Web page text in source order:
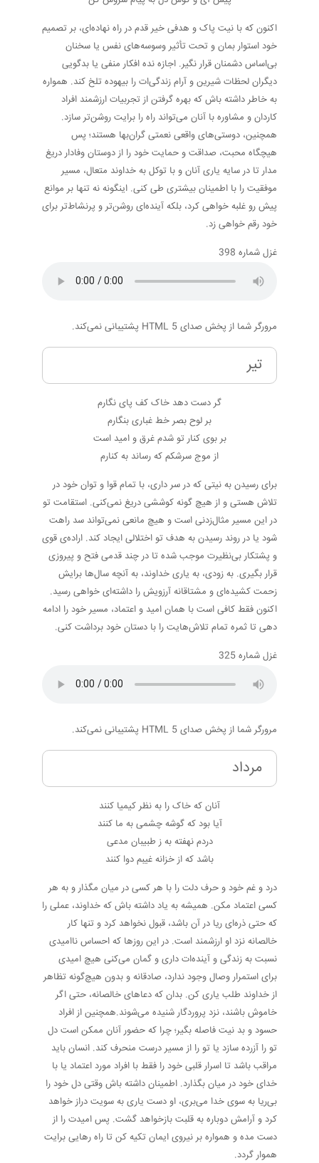
اکنون که با نیت پاک و هدفی خیر قدم در راه نهاده‌ای، بر تصمیم
خود استوار بمان و تحت تأثیر وسوسه‌های نفس یا سخنان
بی‌اساس دشمنان قرار نگیر. اجازه نده افکار منفی یا بدگویی
دیگران لحظات شیرین و آرام زندگی‌ات را بیهوده تلخ کند. همواره
به خاطر داشته باش که بهره گرفتن از تجربیات ارزشمند افراد
کاردان و مشاوره با آنان می‌تواند راه را برایت روشن‌تر سازد.
همچنین، دوستی‌های واقعی نعمتی گران‌بها هستند؛ پس
هیچگاه محبت، صداقت و حمایت خود را از دوستان وفادار دریغ
مدار تا در سایه یاری آنان و با توکل به خداوند متعال، مسیر
موفقیت را با اطمینان بیشتری طی کنی. اینگونه نه تنها بر موانع
پیش رو غلبه خواهی کرد، بلکه آینده‌ای روشن‌تر و پرنشاط‌تر برای
خود رقم خواهی زد.
غزل شماره 398
مرورگر شما از پخش صدای HTML 5 پشتیبانی نمی‌کند.
تیر
گر دست دهد خاک کف پای نگارم
بر لوح بصر خط غباری بنگارم
بر بوی کنار تو شدم غرق و امید است
از موج سرشکم که رساند به کنارم
برای رسیدن به نیتی که در سر داری، با تمام قوا و توان خود در
تلاش هستی و از هیچ گونه کوششی دریغ نمی‌کنی. استقامت تو
در این مسیر مثال‌زدنی است و هیچ مانعی نمی‌تواند سد راهت
شود یا در روند رسیدن به هدف تو اختلالی ایجاد کند. اراده‌ی قوی
و پشتکار بی‌نظیرت موجب شده تا در چند قدمی فتح و پیروزی
قرار بگیری. به زودی، به یاری خداوند، به آنچه سال‌ها برایش
زحمت کشیده‌ای و مشتاقانه آرزویش را داشته‌ای خواهی رسید.
اکنون فقط کافی است با همان امید و اعتماد، مسیر خود را ادامه
دهی تا ثمره تمام تلاش‌هایت را با دستان خود برداشت کنی.
غزل شماره 325
مرورگر شما از پخش صدای HTML 5 پشتیبانی نمی‌کند.
مرداد
آنان که خاک را به نظر کیمیا کنند
آیا بود که گوشه چشمی به ما کنند
دردم نهفته به ز طبیبان مدعی
باشد که از خزانه غیبم دوا کنند
درد و غم خود و حرف دلت را با هر کسی در میان مگذار و به هر
کسی اعتماد مکن. همیشه به یاد داشته باش که خداوند، عملی را
که حتی ذره‌ای ریا در آن باشد، قبول نخواهد کرد و تنها کار
خالصانه نزد او ارزشمند است. در این روزها که احساس ناامیدی
نسبت به زندگی و آینده‌ات داری و گمان می‌کنی هیچ امیدی
برای استمرار وصال وجود ندارد، صادقانه و بدون هیچ‌گونه تظاهر
از خداوند طلب یاری کن. بدان که دعاهای خالصانه، حتی اگر
خاموش باشند، نزد پروردگار شنیده می‌شوند.همچنین از افراد
حسود و بد نیت فاصله بگیر؛ چرا که حضور آنان ممکن است دل
تو را آزرده سازد یا تو را از مسیر درست منحرف کند. انسان باید
مراقب باشد تا اسرار قلبی خود را فقط با افراد مورد اعتماد یا با
خدای خود در میان بگذارد. اطمینان داشته باش وقتی دل خود را
بی‌ریا به سوی خدا می‌بری، او دست یاری به سویت دراز خواهد
کرد و آرامش دوباره به قلبت بازخواهد گشت. پس امیدت را از
دست مده و همواره بر نیروی ایمان تکیه کن تا راه رهایی برایت
هموار گردد.